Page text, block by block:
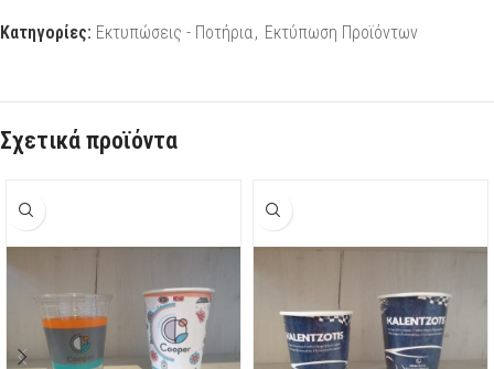
Κατηγορίες: Εκτυπώσεις - Ποτήρια , Εκτύπωση Προϊόντων
Σχετικά προϊόντα